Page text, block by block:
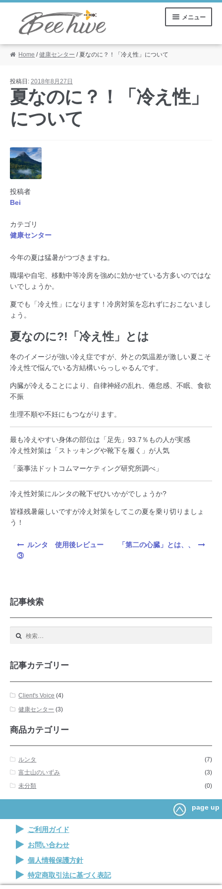
ー
シ
ン
へ
ス
キ
ッ
ン
ツ
ス
キ
ッ
プ
メニュー
ご利用ガイド
マイアカウント
カート
Home /健康センター / 夏なのに？！「冷え性」について
投稿日: 2018年8月27日
夏なのに？！「冷え性」
について
投稿者
Bei
カテゴリ
健康センター
今年の夏は猛暑がつづきますね。
職場や自宅、移動中等冷房を強めに効かせている方多いのではな
いでしょうか。
夏でも「冷え性」になります！冷房対策を忘れずにおこないまし
ょう。
夏なのに?!「冷え性」とは
冬のイメージが強い冷え症ですが、外との気温差が激しい夏こそ
冷え性で悩んでいる方結構いらっしゃるんです。
内臓が冷えることにより、自律神経の乱れ、倦怠感、不眠、食欲
不振
生理不順や不妊にもつながります。
最も冷えやすい身体の部位は「足先」93.7％もの人が実感
冷え性対策は「ストッキングや靴下を履く」が人気
薬事法ドットコムマーケティング研究所調べ
冷え性対策にルンタの靴下ぜひいかがでしょうか?
皆様残暑厳しいですが冷え対策をしてこの夏を乗り切りましょ
う！
シ
ョ
ン
ルンタ 使用後レビュー
③
「第二の心臓」とは、、
記事検索
索:
記事カテゴリー
Client's Voice (4)
健康センター (3)
商品カテゴリー
ルンタ
(7)
富士山のいずみ
(3)
未分類
(0)
page up
ご利用ガイド
お問い合わせ
個人情報保護方針
特定商取引法に基づく表記